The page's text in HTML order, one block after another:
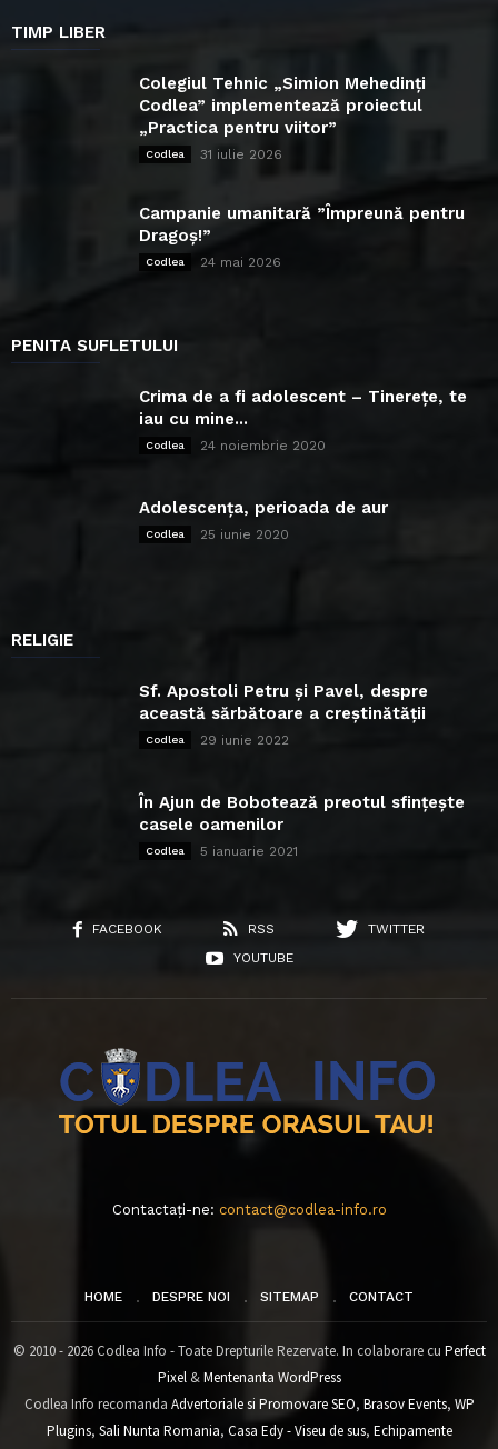
TIMP LIBER
Colegiul Tehnic „Simion Mehedinți
Codlea” implementează proiectul
„Practica pentru viitor”
Codlea 31 iulie 2026
Campanie umanitară ”Împreună pentru
Dragoș!”
Codlea 24 mai 2026
PENITA SUFLETULUI
Crima de a fi adolescent – Tinerețe, te
iau cu mine...
Codlea 24 noiembrie 2020
Adolescența, perioada de aur
Codlea 25 iunie 2020
RELIGIE
Sf. Apostoli Petru și Pavel, despre
această sărbătoare a creștinătății
Codlea 29 iunie 2022
În Ajun de Bobotează preotul sfințește
casele oamenilor
Codlea 5 ianuarie 2021
FACEBOOK RSS
TWITTER
YOUTUBE
Contactați-ne: contact@codlea-info.ro
HOME DESPRE NOI SITEMAP CONTACT
© 2010 - 2026 Codlea Info - Toate Drepturile Rezervate. In colaborare cu Perfect
Pixel&Mentenanta WordPress
Codlea Info recomanda Advertoriale si Promovare SEO, Brasov Events, WP
Plugins, Sali Nunta Romania, Casa Edy - Viseu de sus, Echipamente